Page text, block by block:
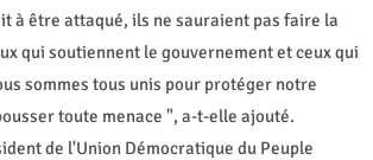
à être attaqué, ils ne sauraient pas faire la
qui soutiennent le gouvernement et ceux qui
sommes tous unis pour protéger notre
toute menace ", a-t-elle ajouté.
de l'Union Démocratique du Peuple